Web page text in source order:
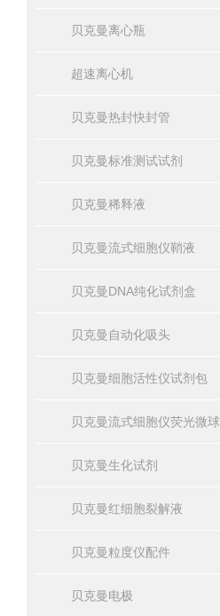
贝克曼离心瓶
超速离心机
贝克曼热封快封管
贝克曼标准测试试剂
贝克曼稀释液
贝克曼流式细胞仪鞘液
贝克曼DNA纯化试剂盒
贝克曼自动化吸头
贝克曼细胞活性仪试剂包
贝克曼流式细胞仪荧光微球
贝克曼生化试剂
贝克曼红细胞裂解液
贝克曼粒度仪配件
贝克曼电极